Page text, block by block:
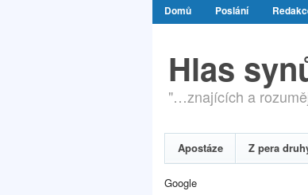
Domů Poslání
Hlas
"…znajících a
Apostáze Z pera
Google